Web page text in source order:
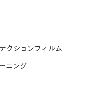
クションフィルム
ニング